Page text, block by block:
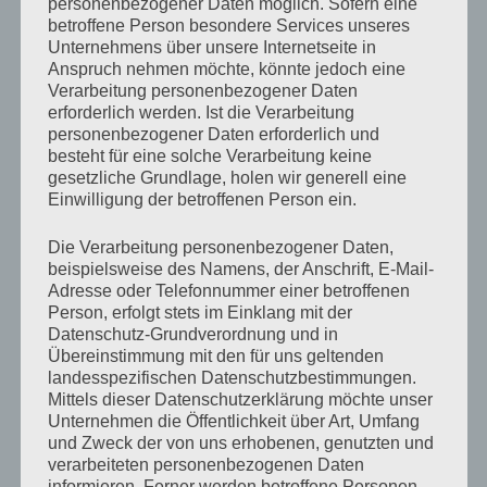
ausgehend von verschiedenen theoretischen
Zugängen und empirischen Befunden dieser scheinbar
paradoxen Situation und diskutiert deren
gesellschaftliche Voraussetzungen und
Konsequenzen.
NEWS VERANSTALTUNGEN
Beitragsnavigation
Vorheriger
Beitrag
ZURÜCK
AKTIONSTAGE: Escape Bubbles – Abenteuer in
der Filterblase
Nächster
WEITER
betroffene Person besondere Services unseres
Unternehmens über unsere Internetseite in
Anspruch nehmen möchte, könnte jedoch eine
Verarbeitung personenbezogener Daten
erforderlich werden. Ist die Verarbeitung
personenbezogener Daten erforderlich und
besteht für eine solche Verarbeitung keine
gesetzliche Grundlage, holen wir generell eine
Einwilligung der betroffenen Person ein.
Die Verarbeitung personenbezogener Daten,
beispielsweise des Namens, der Anschrift, E-Mail-
Adresse oder Telefonnummer einer betroffenen
Person, erfolgt stets im Einklang mit der
Datenschutz-Grundverordnung und in
Übereinstimmung mit den für uns geltenden
landesspezifischen Datenschutzbestimmungen.
Mittels dieser Datenschutzerklärung möchte unser
Unternehmen die Öffentlichkeit über Art, Umfang
und Zweck der von uns erhobenen, genutzten und
verarbeiteten personenbezogenen Daten